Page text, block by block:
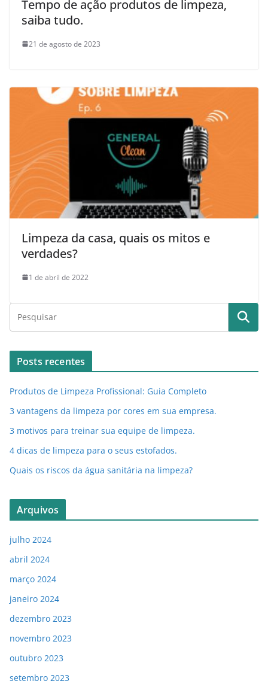
Tempo de ação produtos de limpeza,
saiba tudo.
21 de agosto de 2023
Limpeza da casa, quais os mitos e
verdades?
1 de abril de 2022
Posts recentes
Produtos de Limpeza Profissional: Guia Completo
3 vantagens da limpeza por cores em sua empresa.
3 motivos para treinar sua equipe de limpeza.
4 dicas de limpeza para o seus estofados.
Quais os riscos da água sanitária na limpeza?
Arquivos
julho 2024
abril 2024
março 2024
janeiro 2024
dezembro 2023
novembro 2023
outubro 2023
setembro 2023